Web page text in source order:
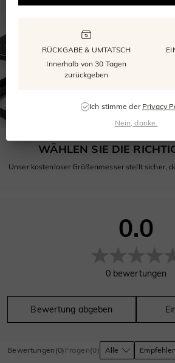
WÄHLEN SIE DIE
Unser kostenloser Größenmesser stellt sicher,
0.0
0 bewertungen
Bewertung abgeben
Bewertungen (0) Fragen(0)
RÜCKGABE & UMTATSCH
Innerhalb von 30 Tagen
zurückgeben
Ich stimme der Privacy
Nein, danke.